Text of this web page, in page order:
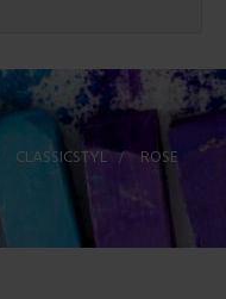
CLASSICSTYL > ROSE